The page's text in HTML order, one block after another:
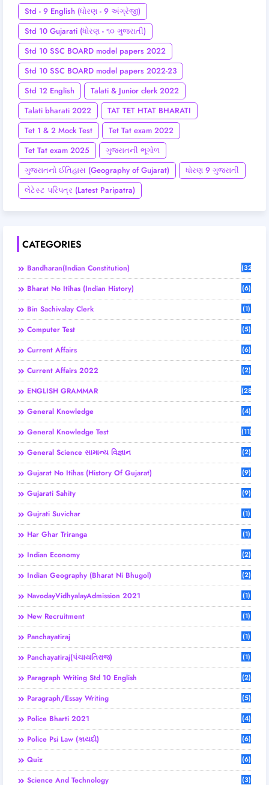
Std - 9 English (ધોરણ - 9 અંગ્રેજી)
Std 10 Gujarati (ધોરણ - ૧૦ ગુજરાતી)
Std 10 SSC BOARD model papers 2022
Std 10 SSC BOARD model papers 2022-23
Std 12 English
Talati & Junior clerk 2022
Talati bharati 2022
TAT TET HTAT BHARATI
Tet 1 & 2 Mock Test
Tet Tat exam 2022
Tet Tat exam 2025
ગુજરાતની ભૂગોળ
ગુજરાતનો ઈતિહાસ (Geography of Gujarat)
ધોરણ 9 ગુજરાતી
લેટેસ્ટ પરિપત્ર (Latest Paripatra)
CATEGORIES
Bandharan(Indian Constitution) (32)
Bharat No Itihas (Indian History) (6)
Bin Sachivalay Clerk (1)
Computer Test (5)
Current Affairs (6)
Current Affairs 2022 (2)
ENGLISH GRAMMAR (28)
General Knowledge (4)
General Knowledge Test (11)
General Science સામાન્ય વિજ્ઞાન (2)
Gujarat No Itihas (History Of Gujarat) (9)
Gujarati Sahity (9)
Gujrati Suvichar (1)
Har Ghar Triranga (1)
Indian Economy (2)
Indian Geography (Bharat Ni Bhugol) (2)
NavodayVidhyalayAdmission 2021 (1)
New Recruitment (1)
Panchayatiraj (1)
Panchayatiraj(પંચાયતિરાજ) (1)
Paragraph Writing Std 10 English (2)
Paragraph/Essay Writing (5)
Police Bharti 2021 (4)
Police Psi Law (કાયદો) (6)
Quiz (6)
Science And Technology (3)